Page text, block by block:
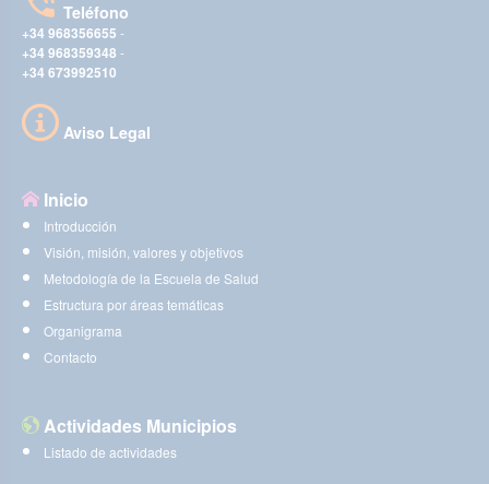
Teléfono
+34 968356655 -
+34 968359348 -
+34 673992510
Aviso Legal
Inicio
Introducción
Visión, misión, valores y objetivos
Metodología de la Escuela de Salud
Estructura por áreas temáticas
Organigrama
Contacto
Actividades Municipios
Listado de actividades